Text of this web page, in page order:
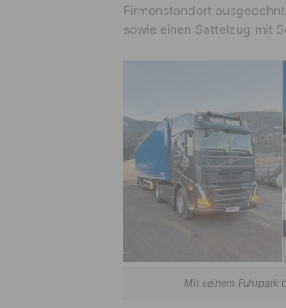
Firmenstandort
sowie einen Sattelzug mit
Mit seinem Fuhrpark